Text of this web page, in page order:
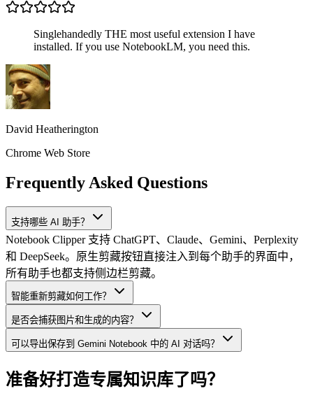
Singlehandedly THE most useful extension I have
installed. If you use NotebookLM, you need this.
David Heatherington
Chrome Web Store
Frequently Asked Questions
支持哪些 AI 助手？
Notebook Clipper 支持 ChatGPT、Claude、Gemini、Perplexity
和 DeepSeek。原生剪藏按钮直接注入到每个助手的界面中，
所有助手也都支持侧边栏剪藏。
智能重新剪藏如何工作？
是否会捕获图片和生成的内容？
可以导出保存到 Gemini Notebook 中的 AI 对话吗？
准备好打造专属知识库了吗？